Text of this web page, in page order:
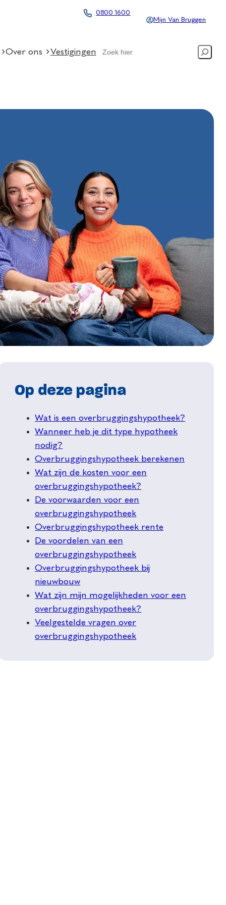
0800 1600
Mijn Van Bruggen
Over ons Vestigingen Search
Op deze pagina
Wat is een overbruggingshypotheek?
Wanneer heb je dit type hypotheek
nodig?
Overbruggingshypotheek berekenen
Wat zijn de kosten voor een
overbruggingshypotheek?
De voorwaarden voor een
overbruggingshypotheek
Overbruggingshypotheek rente
De voordelen van een
overbruggingshypotheek
Overbruggingshypotheek bij
nieuwbouw
Wat zijn mijn mogelijkheden voor een
overbruggingshypotheek?
Veelgestelde vragen over
overbruggingshypotheek